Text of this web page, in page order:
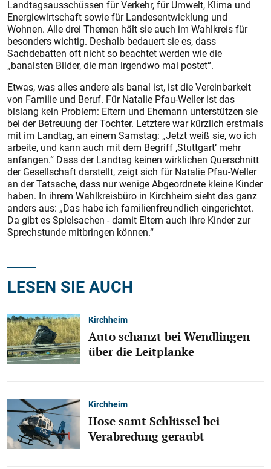
Landtagsausschüssen für Verkehr, für Umwelt, Klima und
Energiewirtschaft sowie für Landesentwicklung und
Wohnen. Alle drei Themen hält sie auch im Wahlkreis für
besonders wichtig. Deshalb bedauert sie es, dass
Sachdebatten oft nicht so beachtet werden wie die
„banalsten Bilder, die man irgendwo mal postet“.
Etwas, was alles andere als banal ist, ist die Vereinbarkeit
von Familie und Beruf. Für Natalie Pfau-Weller ist das
bislang kein Problem: Eltern und Ehemann unterstützen sie
bei der Betreuung der Tochter. Letztere war kürzlich erstmals
mit im Landtag, an einem Samstag: „Jetzt weiß sie, wo ich
arbeite, und kann auch mit dem Begriff ,Stuttgart‘ mehr
anfangen.“ Dass der Landtag keinen wirklichen Querschnitt
der Gesellschaft darstellt, zeigt sich für Natalie Pfau-Weller
an der Tatsache, dass nur wenige Abgeordnete kleine Kinder
haben. In ihrem Wahlkreisbüro in Kirchheim sieht das ganz
anders aus: „Das habe ich familienfreundlich eingerichtet.
Da gibt es Spielsachen - damit Eltern auch ihre Kinder zur
Sprechstunde mitbringen können.“
LESEN SIE AUCH
Kirchheim
Auto schanzt bei Wendlingen
über die Leitplanke
Kirchheim
Hose samt Schlüssel bei
Verabredung geraubt